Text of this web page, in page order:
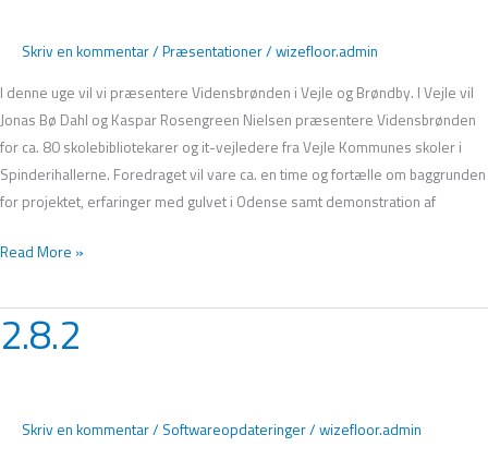
Skriv en kommentar/ Præsentationer/ wizefloor.admin
I denne uge vil vi præsentere Vidensbrønden i Vejle og Brøndby. I Vejle vil
Jonas Bø Dahl og Kaspar Rosengreen Nielsen præsentere Vidensbrønden
for ca. 80 skolebibliotekarer og it-vejledere fra Vejle Kommunes skoler i
Spinderihallerne. Foredraget vil vare ca. en time og fortælle om baggrunden
for projektet, erfaringer med gulvet i Odense samt demonstration af
Read More »
2.8.2
Skriv en kommentar/ Softwareopdateringer/ wizefloor.admin
2.8.2